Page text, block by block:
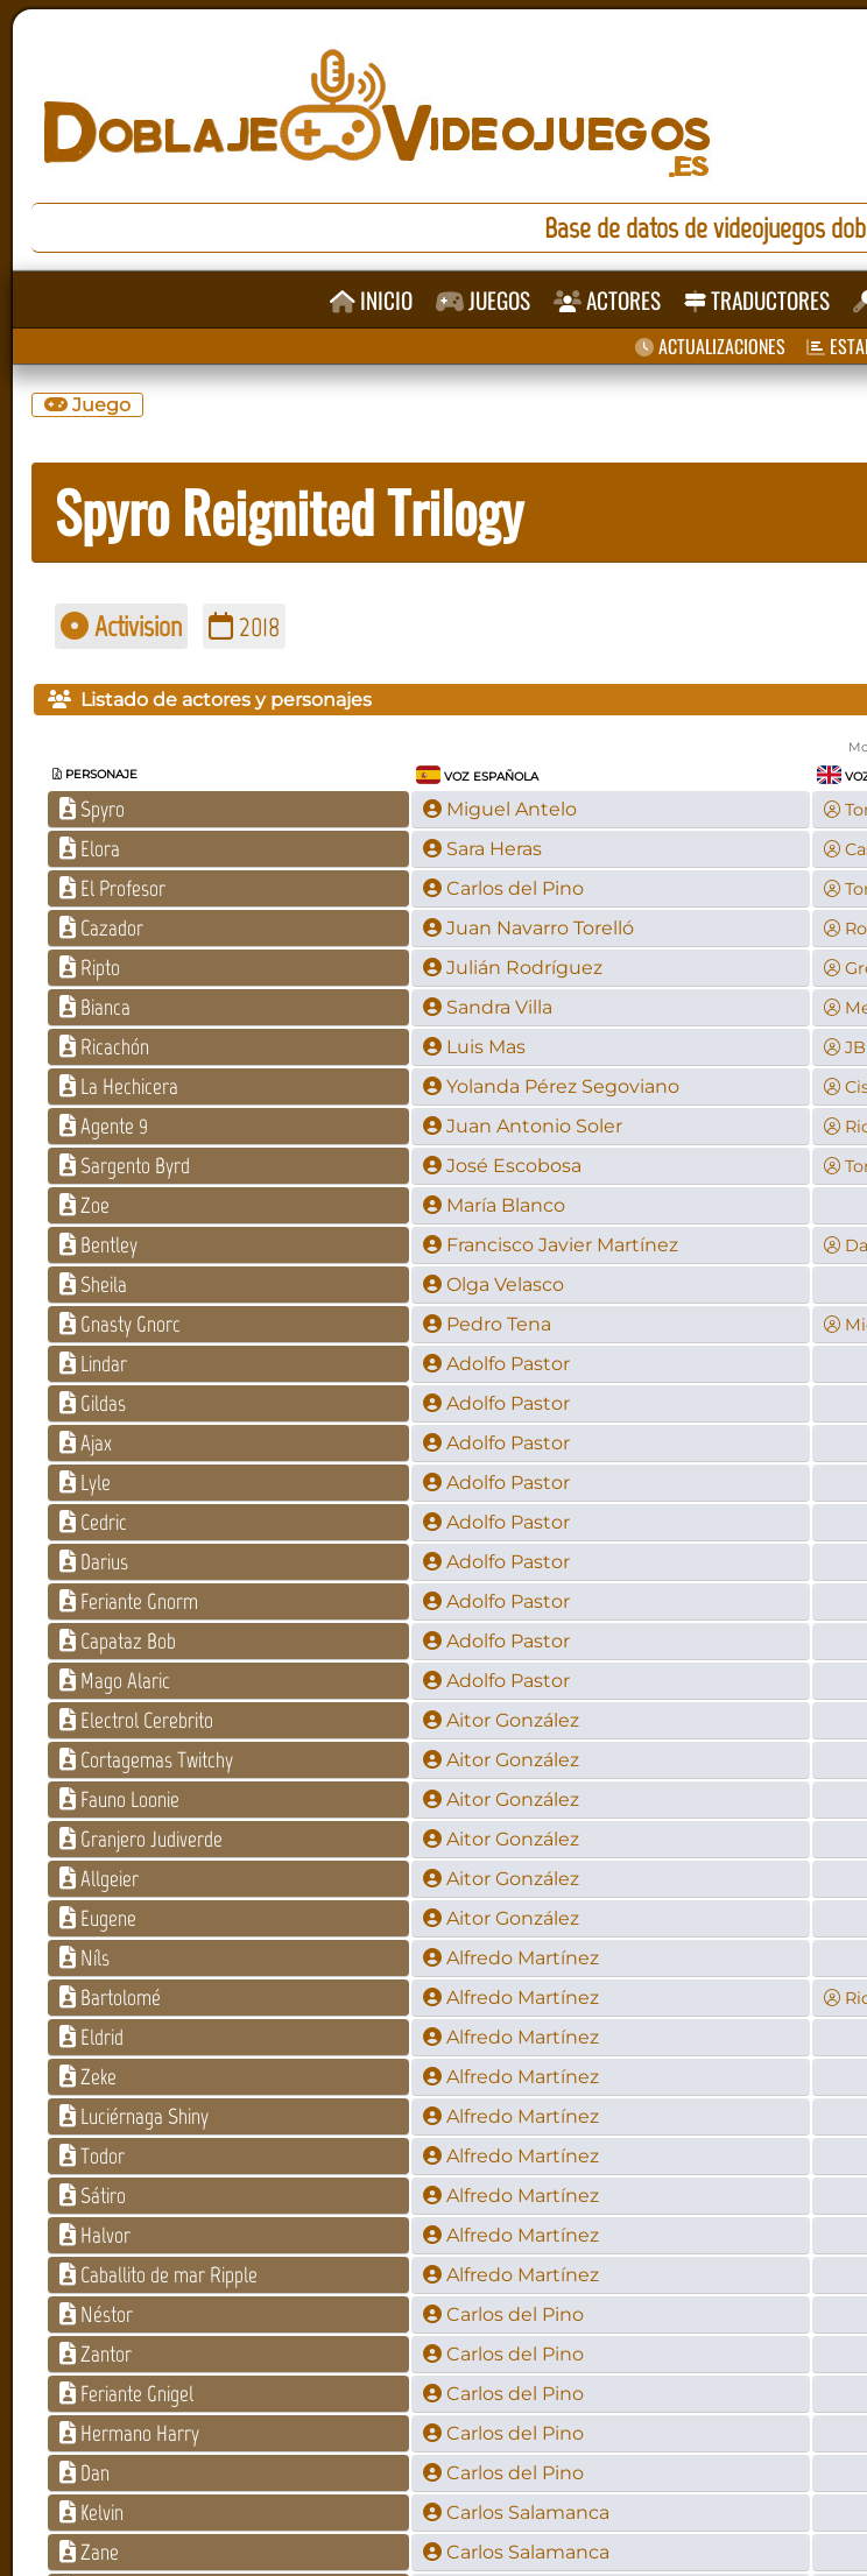
Base de datos de videojuegos
INICIO JUEGOS ACTORES TRADUCTORES
ACTUALIZACIONES
Juego
Spyro Reignited Trilogy
Activision 2018
Listado de actores y personajes
PERSONAJE VOZ ESPAÑOLA
Spyro Miguel Antelo
Elora Sara Heras
El Profesor Carlos del Pino
Cazador Juan Navarro Torelló
Ripto Julián Rodríguez
Bianca Sandra Villa
Ricachón Luis Mas
La Hechicera Yolanda Pérez Segoviano
Agente 9 Juan Antonio Soler
Sargento Byrd José Escobosa
Zoe María Blanco
Bentley Francisco Javier Martínez
Sheila Olga Velasco
Gnasty Gnorc Pedro Tena
Lindar Adolfo Pastor
Gildas Adolfo Pastor
Ajax Adolfo Pastor
Lyle Adolfo Pastor
Cedric Adolfo Pastor
Darius Adolfo Pastor
Feriante Gnorm Adolfo Pastor
Capataz Bob Adolfo Pastor
Mago Alaric Adolfo Pastor
Electrol Cerebrito Aitor González
Cortagemas Twitchy Aitor González
Fauno Loonie Aitor González
Granjero Judiverde Aitor González
Allgeier Aitor González
Eugene Aitor González
Níls Alfredo Martínez
Bartolomé Alfredo Martínez
Eldrid Alfredo Martínez
Zeke Alfredo Martínez
Luciérnaga Shiny Alfredo Martínez
Todor Alfredo Martínez
Sátiro Alfredo Martínez
Halvor Alfredo Martínez
Caballito de mar Ripple Alfredo Martínez
Néstor Carlos del Pino
Zantor Carlos del Pino
Feriante Gnigel Carlos del Pino
Hermano Harry Carlos del Pino
Dan Carlos del Pino
Kelvin Carlos Salamanca
Zane Carlos Salamanca